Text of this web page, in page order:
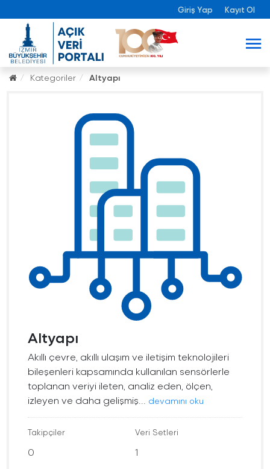
Giriş Yap Kayıt Ol
Kategoriler Altyapı
Altyapı
Akıllı çevre, akıllı ulaşım ve iletişim teknolojileri
bileşenleri kapsamında kullanılan sensörlerle
toplanan veriyi ileten, analiz eden, ölçen,
izleyen ve daha gelişmiş...
devamını oku
Takipçiler
0
Veri Setleri
1